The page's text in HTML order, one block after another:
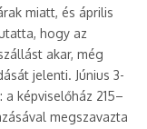
miatt, és április
hogy az
akar, még
jelenti. Június 3-
képviselőház 215–
megszavazta